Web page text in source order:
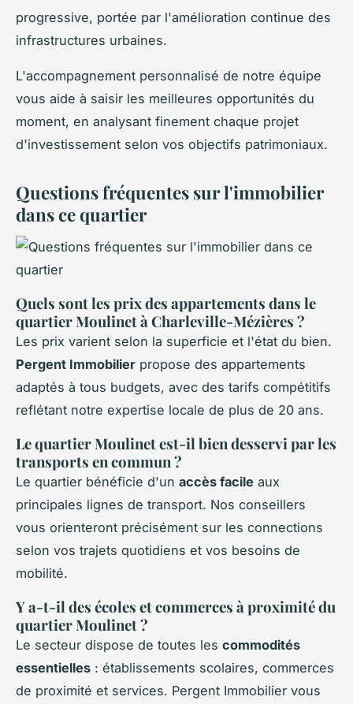
progressive, portée par l'amélioration continue des
infrastructures urbaines.
L'accompagnement personnalisé de notre équipe
vous aide à saisir les meilleures opportunités du
moment, en analysant finement chaque projet
d'investissement selon vos objectifs patrimoniaux.
Questions fréquentes sur l'immobilier
dans ce quartier
Quels sont les prix des appartements dans le
quartier Moulinet à Charleville-Mézières ?
Les prix varient selon la superficie et l'état du bien.
Pergent Immobilier propose des appartements
adaptés à tous budgets, avec des tarifs compétitifs
reflétant notre expertise locale de plus de 20 ans.
Le quartier Moulinet est-il bien desservi par les
transports en commun ?
Le quartier bénéficie d'un accès facile aux
principales lignes de transport. Nos conseillers
vous orienteront précisément sur les connections
selon vos trajets quotidiens et vos besoins de
mobilité.
Y a-t-il des écoles et commerces à proximité du
quartier Moulinet ?
Le secteur dispose de toutes les commodités
essentielles : établissements scolaires, commerces
de proximité et services. Pergent Immobilier vous